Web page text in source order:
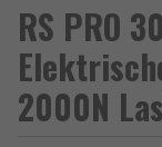
RS PRO
2000N